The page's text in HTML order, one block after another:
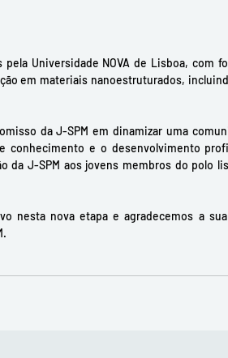
Universidade NOVA de Lisboa, com
em materiais nanoestruturados,
da J-SPM em dinamizar uma
conhecimento e o desenvolvimento
da J-SPM aos jovens membros do polo
nesta nova etapa e agradecemos a